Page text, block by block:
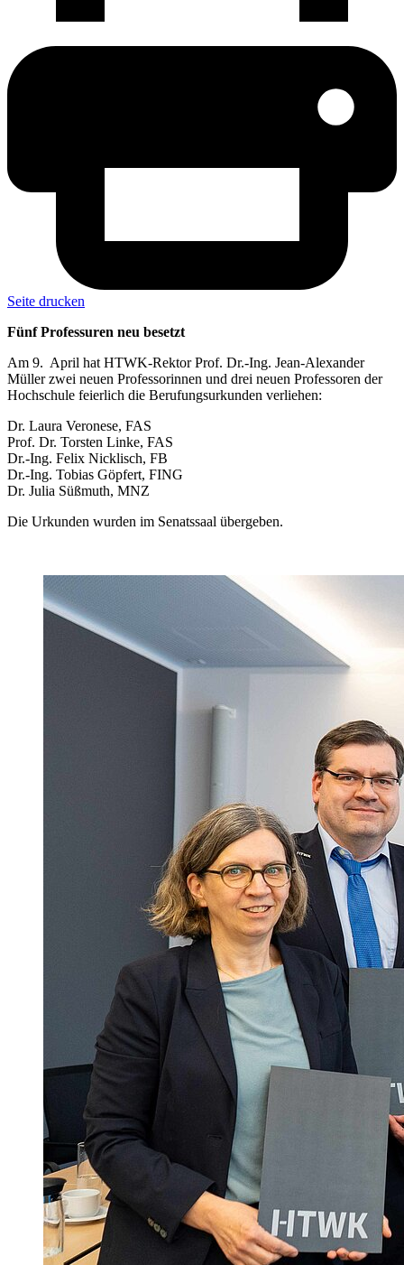
Seite drucken
Fünf Professuren neu besetzt
Am 9. April hat HTWK-Rektor Prof. Dr.-Ing. Jean-Alexander
Müller zwei neuen Professorinnen und drei neuen Professoren der
Hochschule feierlich die Berufungsurkunden verliehen:
Dr. Laura Veronese, FAS
Prof. Dr. Torsten Linke, FAS
Dr.-Ing. Felix Nicklisch, FB
Dr.-Ing. Tobias Göpfert, FING
Dr. Julia Süßmuth, MNZ
Die Urkunden wurden im Senatssaal übergeben.